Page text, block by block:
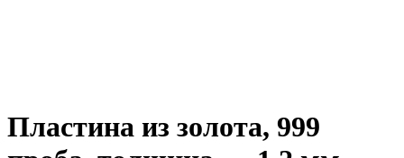
Пластина из золота, 999